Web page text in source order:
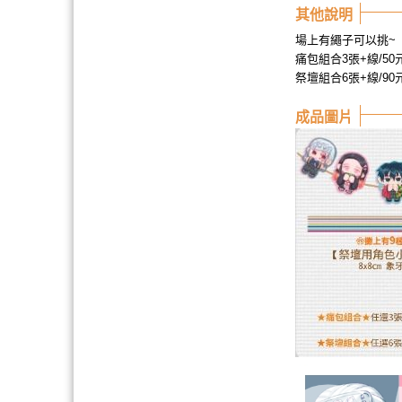
其他說明
場上有繩子可以挑~
痛包組合3張+線/50
祭壇組合6張+線/90
成品圖片